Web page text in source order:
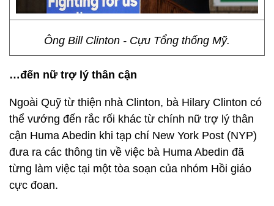
Ông Bill Clinton - Cựu Tổng thống Mỹ.
…đến nữ trợ lý thân cận
Ngoài Quỹ từ thiện nhà Clinton, bà Hilary Clinton có
thể vướng đến rắc rối khác từ chính nữ trợ lý thân
cận Huma Abedin khi tạp chí New York Post (NYP)
đưa ra các thông tin về việc bà Huma Abedin đã
từng làm việc tại một tòa soạn của nhóm Hồi giáo
cực đoan.